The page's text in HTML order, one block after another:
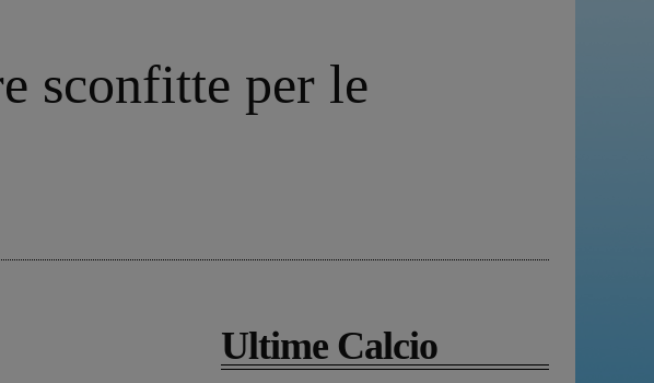
sconfitte per le
Ultime Calcio